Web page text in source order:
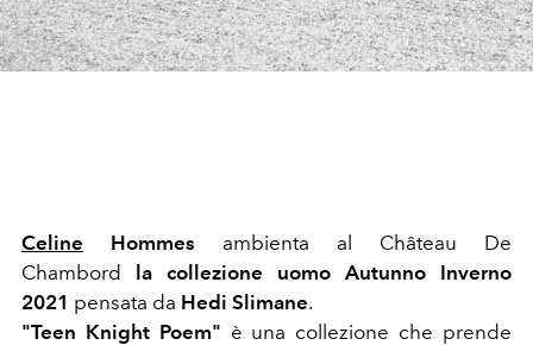
Celine Hommes ambienta al Château De
Chambord la collezione uomo Autunno Inverno
2021 pensata da Hedi Slimane.
"Teen Knight Poem" è una collezione che prende